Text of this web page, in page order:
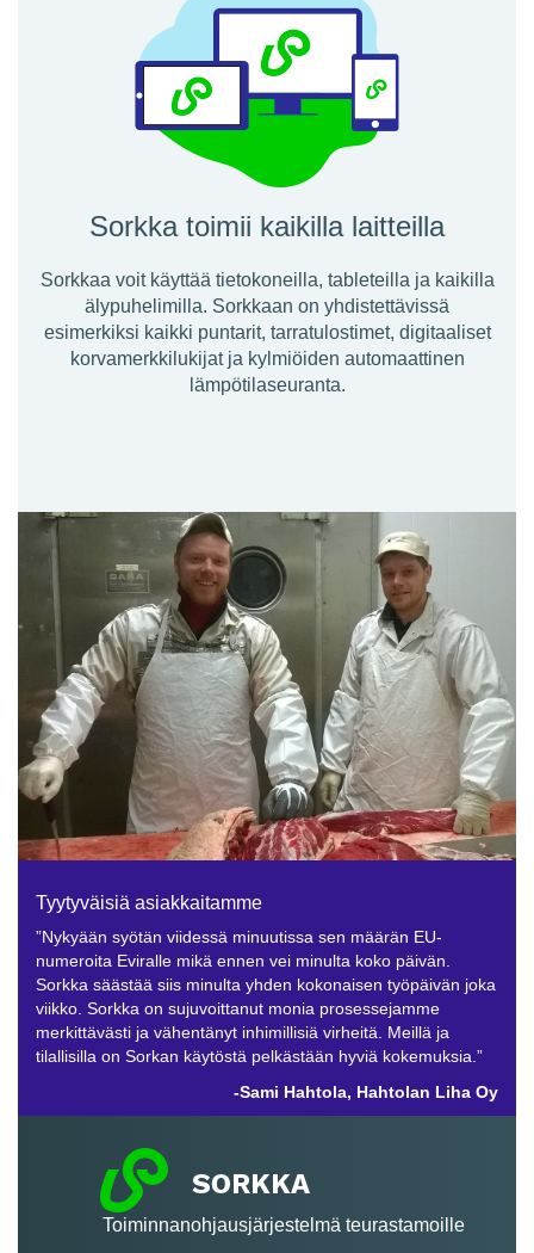
Sorkka toimii kaikilla laitteilla
Sorkkaa voit käyttää tietokoneilla, tableteilla ja kaikilla
älypuhelimilla. Sorkkaan on yhdistettävissä
esimerkiksi kaikki puntarit, tarratulostimet, digitaaliset
korvamerkkilukijat ja kylmiöiden automaattinen
lämpötilaseuranta.
Tyytyväisiä asiakkaitamme
”Nykyään syötän viidessä minuutissa sen määrän EU-
numeroita Eviralle mikä ennen vei minulta koko päivän.
Sorkka säästää siis minulta yhden kokonaisen työpäivän joka
viikko. Sorkka on sujuvoittanut monia prosessejamme
merkittävästi ja vähentänyt inhimillisiä virheitä. Meillä ja
tilallisilla on Sorkan käytöstä pelkästään hyviä kokemuksia.”
-Sami Hahtola, Hahtolan Liha Oy
Toiminnanohjausjärjestelmä teurastamoille